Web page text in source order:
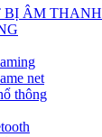
BỊ ÂM THANH
net
thông